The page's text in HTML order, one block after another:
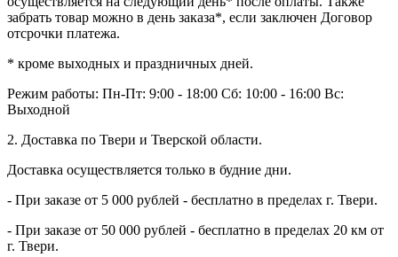
забрать товар можно в день заказа*, если заключен Договор
отсрочки платежа.
* кроме выходных и праздничных дней.
Режим работы: Пн-Пт: 9:00 - 18:00 Сб: 10:00 - 16:00 Вс:
Выходной
2. Доставка по Твери и Тверской области.
Доставка осуществляется только в будние дни.
- При заказе от 5 000 рублей - бесплатно в пределах г. Твери.
- При заказе от 50 000 рублей - бесплатно в пределах 20 км от
г. Твери.